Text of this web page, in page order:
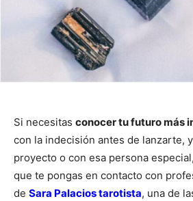
Si necesitas conocer tu futuro más
con la indecisión antes de lanzarte,
proyecto o con esa persona
que te pongas en contacto con
de Sara Palacios tarotista, una de